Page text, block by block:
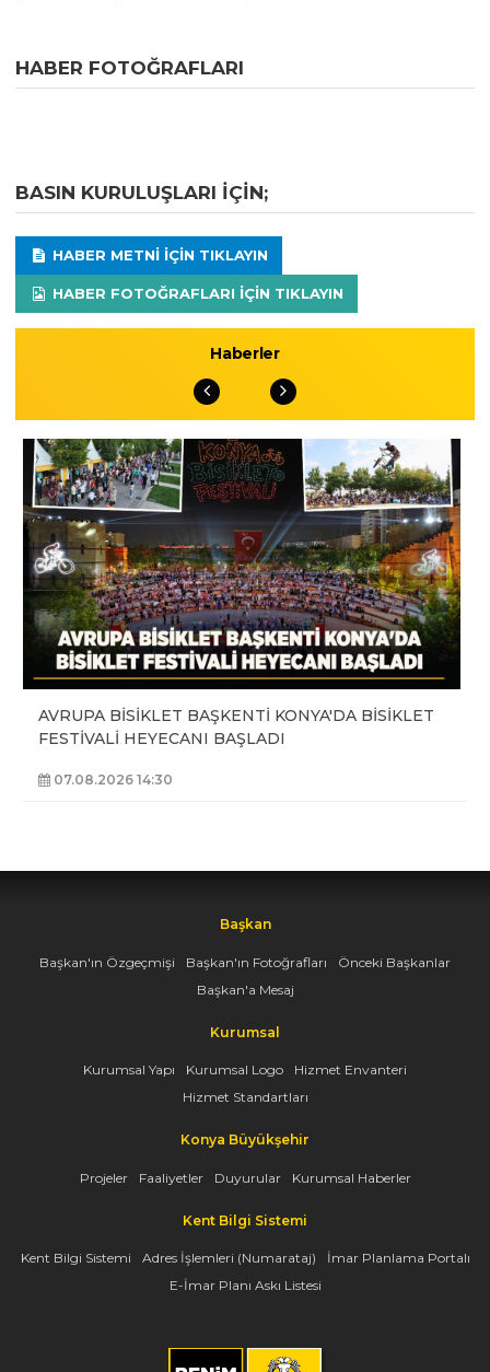
HABER FOTOĞRAFLARI
BASIN KURULUŞLARI IÇIN;
HABER METNI IÇIN TIKLAYIN
HABER FOTOĞRAFLARI IÇIN TIKLAYIN
Haberler
AVRUPA BİSİKLET BAŞKENTİ KONYA'DA BİSİKLET
FESTİVALİ HEYECANI BAŞLADI
07.08.2026 14:30
Başkan
Başkan'ın Özgeçmişi Başkan'ın Fotoğrafları
Önceki Başkanlar
Başkan'a Mesaj
Kurumsal
Kurumsal Yapı Kurumsal Logo
Hizmet Envanteri
Hizmet Standartları
Konya Büyükşehir
Projeler Faaliyetler Duyurular Kurumsal Haberler
Kent Bilgi Sistemi
Kent Bilgi Sistemi Adres İşlemleri (Numarataj)
İmar Planlama Portalı
E-İmar Planı Askı Listesi